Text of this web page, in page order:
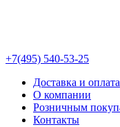
+7(495) 540-53-25
Доставка и оплата
О компании
Розничным
Контакты